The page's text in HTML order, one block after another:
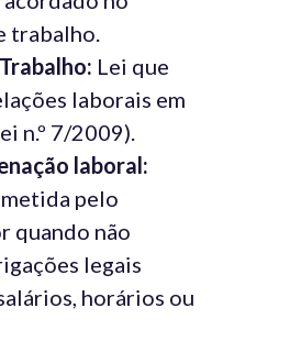
trabalho.
Lei que
laborais em
n.º 7/2009).
laboral:
pelo
quando não
legais
horários ou